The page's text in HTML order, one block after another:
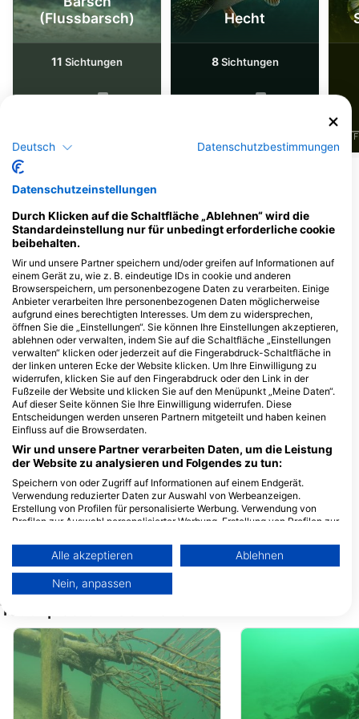
(Flussbarsch)
11 Sichtungen
Hecht
8Sichtungen
F
Dive Center, die diesen Tauchplatz
anbieten
TAUCHSCHULE SEAWORLD
Gautinger Str. 48, 82131 Stockdorf
bei München, Deutschland
DCP - Dive Center Paradise,
Eversbuschstraße 87, 80999
München, Deutschland
Tauchersupply VERO
Schweiz
TAUCHCENTER MC-DIVERS
Gräfenbergstr. 29, 63867
Hösbach, Deutschland
Gräfenbergstr. 29, 63867
Hösbach, Deutschland
Innsbruck,
Seegeist
Sanktjohanserstr.
83707 Bad
Deutschland
Wallbergstrasse 2,
Baldham bei
Tauchplätze in der Nähe
Deutsch Datenschutzbestimmungen
Datenschutzeinstellungen
Durch Klicken auf die Schaltfläche „Ablehnen“ wird die
Standardeinstellung nur für unbedingt erforderliche cookie
beibehalten.
Wir und unsere Partner speichern und/oder greifen auf Informationen auf
einem Gerät zu, wie z. B. eindeutige IDs in cookie und anderen
Browserspeichern, um personenbezogene Daten zu verarbeiten. Einige
Anbieter verarbeiten Ihre personenbezogenen Daten möglicherweise
aufgrund eines berechtigten Interesses. Um dem zu widersprechen,
öffnen Sie die „Einstellungen“. Sie können Ihre Einstellungen akzeptieren,
ablehnen oder verwalten, indem Sie auf die Schaltfläche „Einstellungen
verwalten“ klicken oder jederzeit auf die Fingerabdruck-Schaltfläche in
der linken unteren Ecke der Website klicken. Um Ihre Einwilligung zu
widerrufen, klicken Sie auf den Fingerabdruck oder den Link in der
Fußzeile der Website und klicken Sie auf den Menüpunkt „Meine Daten“.
Auf dieser Seite können Sie Ihre Einwilligung widerrufen. Diese
Entscheidungen werden unseren Partnern mitgeteilt und haben keinen
Einfluss auf die Browserdaten.
Wir und unsere Partner verarbeiten Daten, um die Leistung
der Website zu analysieren und Folgendes zu tun:
Speichern von oder Zugriff auf Informationen auf einem Endgerät.
Verwendung reduzierter Daten zur Auswahl von Werbeanzeigen.
Erstellung von Profilen für personalisierte Werbung. Verwendung von
Profilen zur Auswahl personalisierter Werbung. Erstellung von Profilen zur
personalisierter Inhalte. Messung der Werbeleistung. Messung der
Performance von Inhalten. Analyse von Zielgruppen durch Statistiken
oder Kombinationen von Daten aus verschiedenen Quellen. Entwicklung
und Verbesserung der Angebote. Verwendung reduzierter Daten zur
Auswahl von Inhalten.
Weitere Infos zur Datennutzung durch Google findest du hier:
https://business.safety.google/privacy/
Daten können außerhalb der Europäischen Union weitergegeben und in
die USA gesendet werden.
Ihre Einwilligung und die cookie Richtlinie gelten ausschließlich für diese
Website/App.
Partnerliste anzeigen (1 IAB-Anbieter)
Alle akzeptieren Ablehnen
Nein, anpassen